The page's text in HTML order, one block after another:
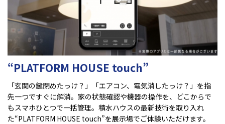
“PLATFORM HOUSE touch”
「玄関の鍵閉めたっけ？」「エアコン、電気消したっけ？」を指
先一つですぐに解消。家の状態確認や機器の操作を、どこからで
もスマホひとつで一括管理。積水ハウスの最新技術を取り入れ
た“PLATFORM HOUSE touch”を展示場でご体験いただけます。